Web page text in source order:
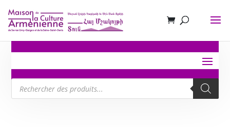
Recherche
de
produits